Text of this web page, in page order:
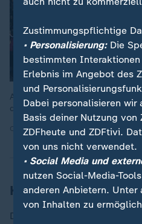
Arsenal-Fans versammeln sich
dass der Verein die Premier
Quelle: AP Photo/Alberto Pezzali
Kein dritter Titel für
Damit verpasst Star-Trainer
Zustimmungspflichtige
• Personalisierung:Die
bestimmten
Erlebnis im Angebot des
und
Dabei personalisieren
Basis deiner Nutzung von
ZDFheute und ZDFtivi.
von uns nicht verwendet.
• Social Media und
nutzen Social-Media-
anderen Anbietern. Unter
von Inhalten zu